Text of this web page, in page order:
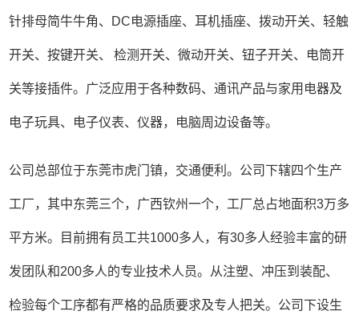
针排母简牛牛角、DC电源插座、耳机插座、拨动开关、轻触
开关、按键开关、 检测开关、微动开关、钮子开关、电筒开
关等接插件。广泛应用于各种数码、通讯产品与家用电器及
电子玩具、电子仪表、仪器，电脑周边设备等。
公司总部位于东莞市虎门镇，交通便利。公司下辖四个生产
工厂，其中东莞三个，广西钦州一个，工厂总占地面积3万多
平方米。目前拥有员工共1000多人，有30多人经验丰富的研
发团队和200多人的专业技术人员。从注塑、冲压到装配、
检验每个工序都有严格的品质要求及专人把关。公司下设生